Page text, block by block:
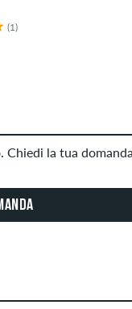
(1)
Chiedi la tua